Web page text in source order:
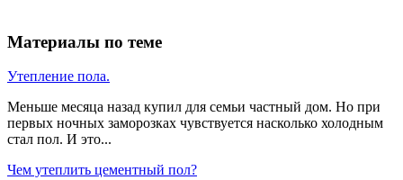
Материалы по теме
Утепление пола.
Меньше месяца назад купил для семьи частный дом. Но при
первых ночных заморозках чувствуется насколько холодным
стал пол. И это...
Чем утеплить цементный пол?